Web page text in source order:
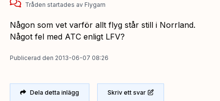
Tråden startades av Flygarn
Någon som vet varför allt flyg står still i Norrland.
Något fel med ATC enligt LFV?
Publicerad den 2013-06-07 08:26
Dela detta inlägg Skriv ett svar